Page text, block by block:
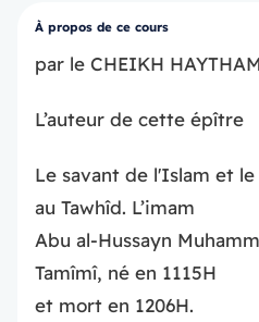
À propos de ce cours
par le CHEIKH
L’auteur de cette épître
Le savant de l'Islam et
au Tawhîd. L’imam
Abu al-Hussayn
Tamîmî, né en 1115H
et mort en 1206H.